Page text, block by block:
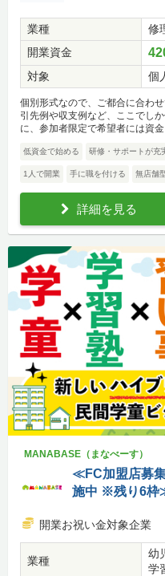
業種
修
開業資金
対象 個
個別形式なので、ご都合に合わ
引先例や収支例など、ここでし
に、参加者限定で希望者には資
低資金で始める 研修・サポートが充
1人で開業 手に職を付ける 無店舗
詳細を見る
MANABASE（まなべーす）
≪FC加盟店募
施中 ※残り6
開業お祝い金対象企業
業種
幼
学